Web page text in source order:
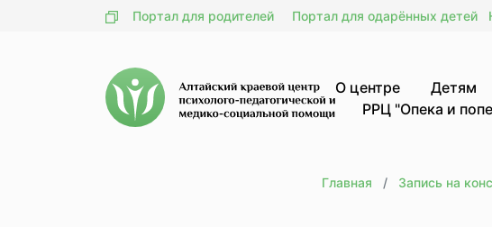
Портал для родителей Портал для одарённых детей
О центре Детям
РРЦ "Опека и
Главная Запись на